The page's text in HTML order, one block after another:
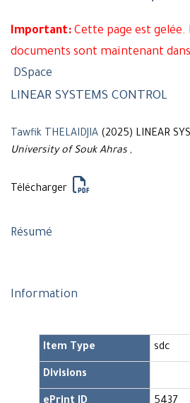
Important: Cette page est gelée.
documents sont maintenant
DSpace
LINEAR SYSTEMS CONTROL
Tawfik THELAIDJIA (2025) LINEAR
University of Souk Ahras ,
Télécharger
Résumé
Information
Item Type sdc
Divisions